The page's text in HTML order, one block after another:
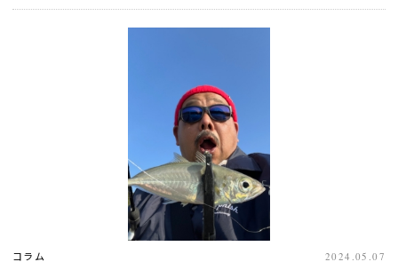
コラム 2024.05.07